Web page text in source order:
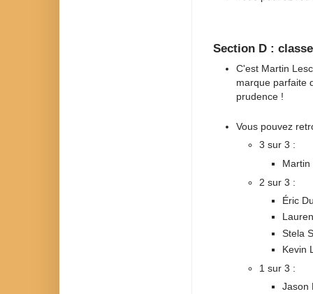
Section D :
C'est Martin
marque parfaite
prudence !
Vous pouvez
3 sur 3 :
Martin
2 sur 3 :
Éric
Stela
Kevin
1 sur 3 :
Jason